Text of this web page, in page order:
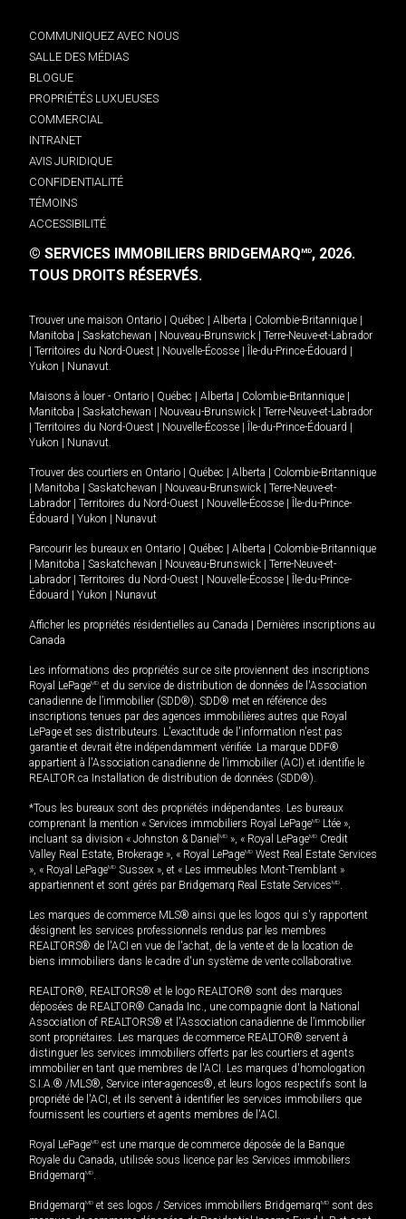
COMMUNIQUEZ AVEC NOUS
SALLE DES MÉDIAS
BLOGUE
PROPRIÉTÉS LUXUEUSES
COMMERCIAL
INTRANET
AVIS JURIDIQUE
CONFIDENTIALITÉ
TÉMOINS
ACCESSIBILITÉ
© SERVICES IMMOBILIERS BRIDGEMARQMD, 2026.
TOUS DROITS RÉSERVÉS.
Trouver une maison Ontario Québec Alberta Colombie-Britannique
Manitoba
Saskatchewan Nouveau-Brunswick
Terre-Neuve-et-Labrador
Territoires du Nord-Ouest Nouvelle-Écosse Île-du-Prince-Édouard
Yukon
Nunavut.
Maisons à louer - Ontario Québec Alberta Colombie-Britannique
Manitoba
Saskatchewan Nouveau-Brunswick
Terre-Neuve-et-Labrador
Territoires du Nord-Ouest Nouvelle-Écosse Île-du-Prince-Édouard
Yukon
Nunavut.
Trouver des courtiers en Ontario Québec Alberta
Colombie-Britannique
Manitoba Saskatchewan Nouveau-Brunswick
Terre-Neuve-et-
Labrador
Territoires du Nord-Ouest Nouvelle-Écosse
Île-du-Prince-
Édouard
Yukon Nunavut
Parcourir les bureaux en Ontario Québec Alberta
Colombie-Britannique
Manitoba Saskatchewan Nouveau-Brunswick
Terre-Neuve-et-
Labrador
Territoires du Nord-Ouest Nouvelle-Écosse
Île-du-Prince-
Édouard
Yukon Nunavut
Afficher les propriétés résidentielles au Canada
Dernières inscriptions au
Canada
Les informations des propriétés sur ce site proviennent des inscriptions
Royal LePageMD et du service de distribution de données de l'Association
canadienne de l’immobilier (SDD®). SDD® met en référence des
inscriptions tenues par des agences immobilières autres que Royal
LePage et ses distributeurs. L'exactitude de l'information n'est pas
garantie et devrait être indépendamment vérifiée. La marque DDF®
appartient à l'Association canadienne de l’immobilier (ACI) et identifie le
REALTOR.ca Installation de distribution de données (SDD®).
*Tous les bureaux sont des propriétés indépendantes. Les bureaux
comprenant la mention « Services immobiliers Royal LePageMD Ltée »,
incluant sa division « Johnston & Daniel MD », « Royal LePageMD Credit
Valley Real Estate, Brokerage », « Royal LePageMD West Real Estate Services
», « Royal LePageMD Sussex », et « Les immeubles Mont-Tremblant »
appartiennent et sont gérés par Bridgemarq Real Estate ServicesMD.
Les marques de commerce MLS® ainsi que les logos qui s'y rapportent
désignent les services professionnels rendus par les membres
REALTORS® de l'ACI en vue de l'achat, de la vente et de la location de
biens immobiliers dans le cadre d'un système de vente collaborative.
REALTOR®, REALTORS® et le logo REALTOR® sont des marques
déposées de REALTOR® Canada Inc., une compagnie dont la National
Association of REALTORS® et l'Association canadienne de l’immobilier
sont propriétaires. Les marques de commerce REALTOR® servent à
distinguer les services immobiliers offerts par les courtiers et agents
immobilier en tant que membres de l'ACI. Les marques d'homologation
S.I.A.® /MLS®, Service inter-agences®, et leurs logos respectifs sont la
propriété de l'ACI, et ils servent à identifier les services immobiliers que
fournissent les courtiers et agents membres de l'ACI.
Royal LePageMD est une marque de commerce déposée de la Banque
Royale du Canada, utilisée sous licence par les Services immobiliers
BridgemarqMD.
BridgemarqMD et ses logos / Services immobiliers BridgemarqMD sont des